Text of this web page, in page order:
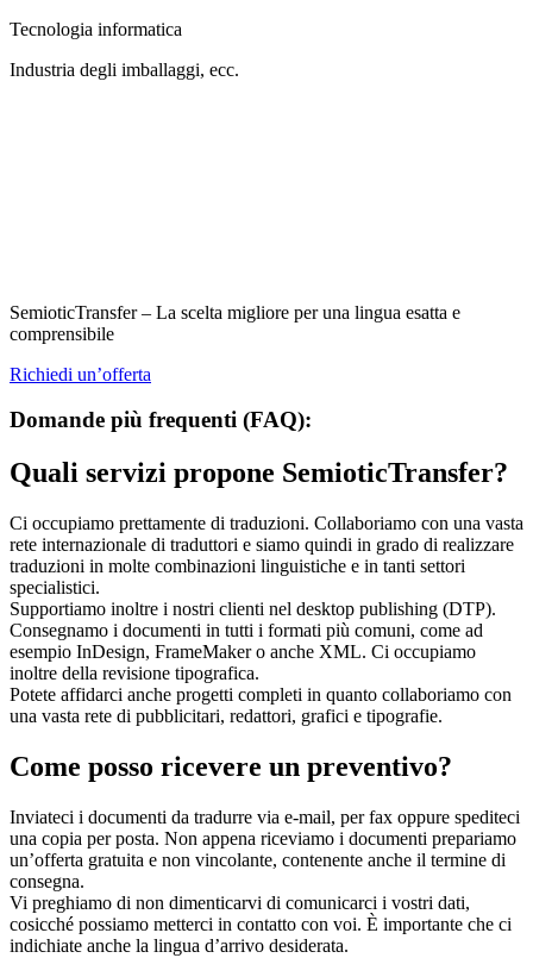
Tecnologia informatica
Industria degli imballaggi, ecc.
SemioticTransfer – La scelta migliore per una lingua esatta e
comprensibile
Richiedi un’offerta
Domande più frequenti (FAQ):
Quali servizi propone SemioticTransfer?
Ci occupiamo prettamente di traduzioni. Collaboriamo con una vasta
rete internazionale di traduttori e siamo quindi in grado di realizzare
traduzioni in molte combinazioni linguistiche e in tanti settori
specialistici.
Supportiamo inoltre i nostri clienti nel desktop publishing (DTP).
Consegnamo i documenti in tutti i formati più comuni, come ad
esempio InDesign, FrameMaker o anche XML. Ci occupiamo
inoltre della revisione tipografica.
Potete affidarci anche progetti completi in quanto collaboriamo con
una vasta rete di pubblicitari, redattori, grafici e tipografie.
Come posso ricevere un preventivo?
Inviateci i documenti da tradurre via e-mail, per fax oppure spediteci
una copia per posta. Non appena riceviamo i documenti prepariamo
un’offerta gratuita e non vincolante, contenente anche il termine di
consegna.
Vi preghiamo di non dimenticarvi di comunicarci i vostri dati,
cosicché possiamo metterci in contatto con voi. È importante che ci
indichiate anche la lingua d’arrivo desiderata.